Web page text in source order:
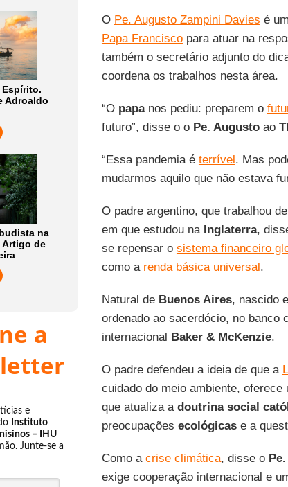
Adroaldo
na
Artigo de
a
e
Instituto
– IHU
Junte-se a
O Pe. Augusto Zampini Davies é
Papa Franciscopara atuar na
também o secretário adjunto do
coordena os trabalhos nesta área.
“O papanos pediu: preparem o
futuro”, disse o o Pe. Augustoao
“Essa pandemia é terrível. Mas
mudarmos aquilo que não estava
O padre argentino, que trabalhou
em que estudou na Inglaterra,
se repensar o sistema financeiro
como a renda básica universal.
Natural de Buenos Aires, nascido
ordenado ao sacerdócio, no banco
internacional Baker & McKenzie.
O padre defendeu a ideia de que a
cuidado do meio ambiente,
que atualiza a doutrina social
preocupações ecológicase a
Como a crise climática, disse o
exige cooperação internacional e